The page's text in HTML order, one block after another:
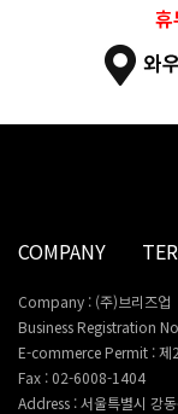
COMPANY
Company : (주)브리즈업
Business Registration
E-commerce Permit : 제
Fax : 02-6008-1404
Address : 서울특별시 강